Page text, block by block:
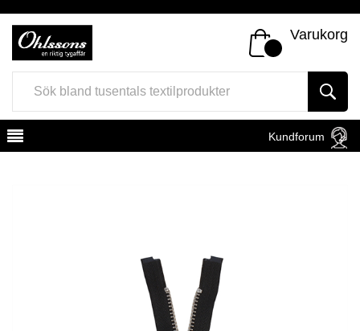
Varukorg
Kundforum